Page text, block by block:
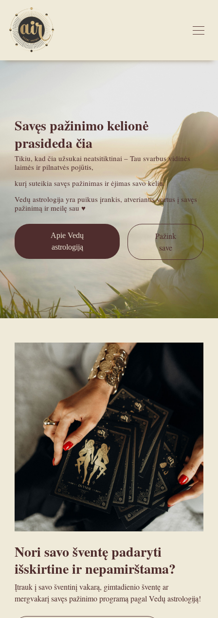
Savęs pažinimo kelionė
prasideda čia
Tikiu, kad čia užsukai neatsitiktinai – Tau svarbus vidinės
laimės ir pilnatvės pojūtis,
kurį suteikia savęs pažinimas ir ėjimas savo keliu.
Vedų astrologija yra puikus įrankis, atveriantis vartus į savęs
pažinimą ir meilę sau ♥︎
Apie Vedų
astrologiją
Pažink
save
Nori savo šventę padaryti
išskirtine ir nepamirštama?
Įtrauk į savo šventinį vakarą, gimtadienio šventę ar
mergvakarį savęs pažinimo programą pagal Vedų astrologiją!